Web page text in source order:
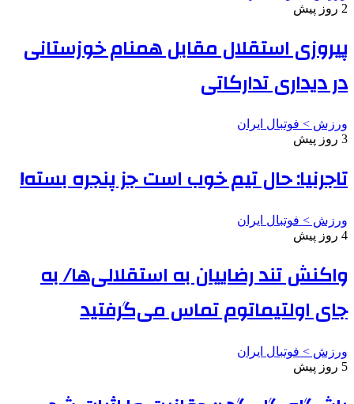
2 روز پیش
پیروزی استقلال مقابل همنام خوزستانی
در دیداری تدارکاتی
ورزش > فوتبال ایران
3 روز پیش
تاجرنیا: حال تیم خوب است جز پنجره بسته!
ورزش > فوتبال ایران
4 روز پیش
واکنش تند رضاییان به استقلالی‌ها/ به
جای اولتیماتوم تماس می‌گرفتید
ورزش > فوتبال ایران
5 روز پیش